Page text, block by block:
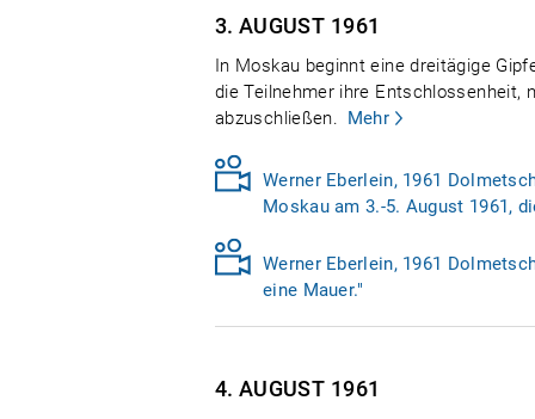
3. AUGUST 1961
In Moskau beginnt eine dreitägige
die Teilnehmer ihre Entschlossenheit,
abzuschließen. Mehr
Werner Eberlein, 1961
Moskau am 3.-5. August 1961,
Werner Eberlein, 1961
eine Mauer."
4. AUGUST 1961